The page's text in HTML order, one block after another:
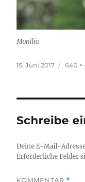
Monilia
Veröffentlicht
15. Juni 2017
Volle
640 ×
Schreibe
Deine E-Mail-
Erforderliche Felder
KOMMENTAR *